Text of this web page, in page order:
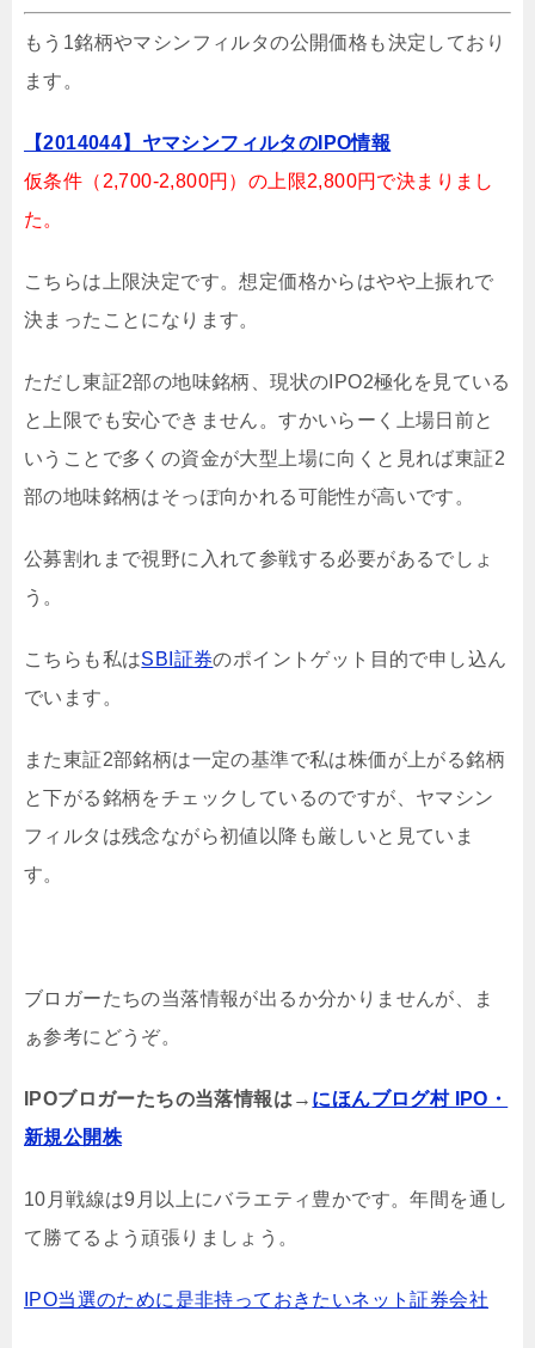
もう1銘柄やマシンフィルタの公開価格も決定しており
ます。
【2014044】ヤマシンフィルタのIPO情報
仮条件（2,700-2,800円）の上限2,800円で決まりまし
た。
こちらは上限決定です。想定価格からはやや上振れで
決まったことになります。
ただし東証2部の地味銘柄、現状のIPO2極化を見ている
と上限でも安心できません。すかいらーく上場日前と
いうことで多くの資金が大型上場に向くと見れば東証2
部の地味銘柄はそっぽ向かれる可能性が高いです。
公募割れまで視野に入れて参戦する必要があるでしょ
う。
こちらも私はSBI証券のポイントゲット目的で申し込ん
でいます。
また東証2部銘柄は一定の基準で私は株価が上がる銘柄
と下がる銘柄をチェックしているのですが、ヤマシン
フィルタは残念ながら初値以降も厳しいと見ていま
す。
ブロガーたちの当落情報が出るか分かりませんが、ま
ぁ参考にどうぞ。
IPOブロガーたちの当落情報は→ にほんブログ村 IPO・
新規公開株
10月戦線は9月以上にバラエティ豊かです。年間を通し
て勝てるよう頑張りましょう。
IPO当選のために是非持っておきたいネット証券会社